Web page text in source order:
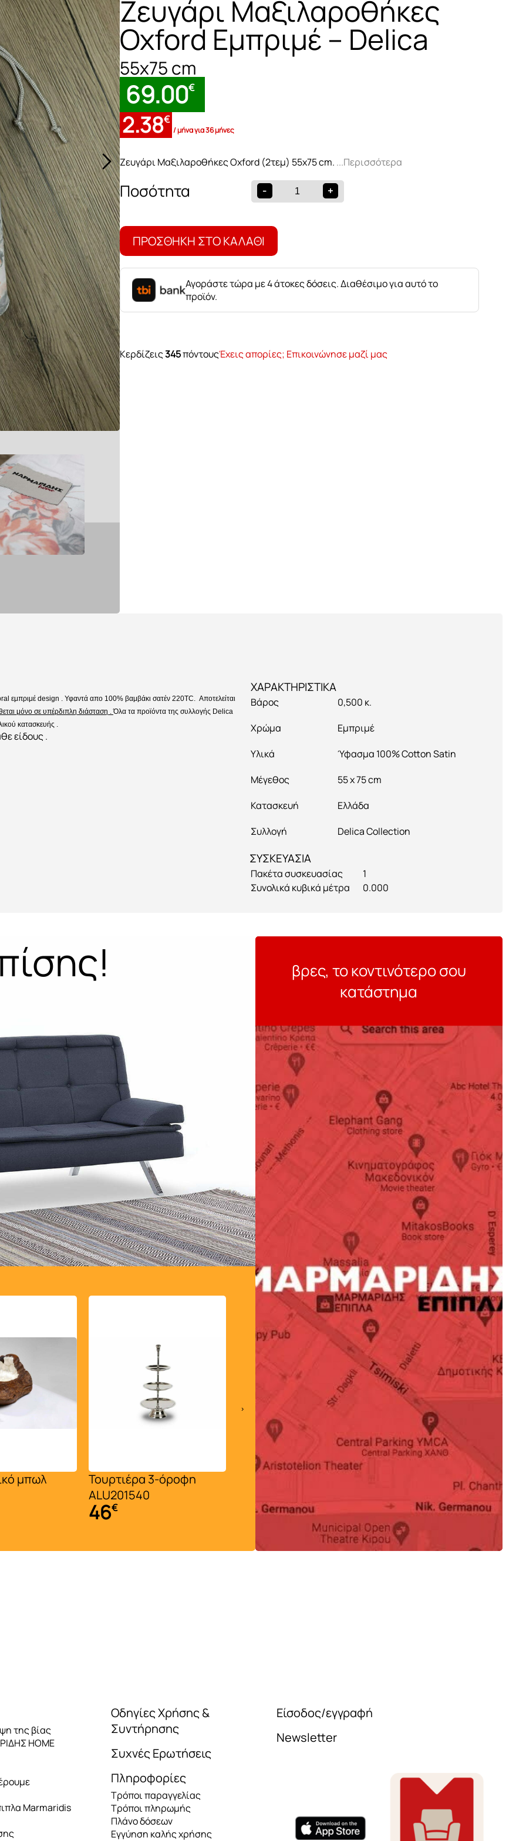
Ζευγάρι Μαξιλαροθήκες
Oxford Εμπριμέ – Delica
55x75 cm
69.00€
2.38€
/ μήνα για 36 μήνες
Ζευγάρι Μαξιλαροθήκες Οxford (2τεμ) 55x75 cm. ...Περισσότερα
-
Ζευγάρι
Μαξιλαροθήκες
Oxford
Εμπριμέ
-
Delica
ποσότητα
+
ΠΡΟΣΘΉΚΗ ΣΤΟ ΚΑΛΆΘΙ
Αγοράστε τώρα με 4 άτοκες δόσεις. Διαθέσιμο για αυτό το
προϊόν.
Κερδίζεις345πόντουςΈχεις απορίες; Επικοινώνησε μαζί μας
εμπριμέ design . Υφαντά απο 100% βαμβάκι σατέν 220TC. Αποτελείται
μόνο σε υπέρδιπλη διάσταση .Όλα τα προϊόντα της συλλογής Delica
κατασκευής .
είδους .
Βάρος
0,500 κ.
Χρώμα
Εμπριμέ
Υλικά
Ύφασμα 100% Cotton Satin
Μέγεθος
55 x 75 cm
Κατασκευή
Ελλάδα
Συλλογή
Delica Collection
ΣΥΣΚΕΥΑΣΙΑ
Πακέτα συσκευασίας
1
Συνολικά κυβικά μέτρα
0.000
μπωλ
Τουρτιέρα 3-όροφη
ALU201540
46€ 980€
Καθρέπτης Valerie
780.00 €
›
βρες, το κοντινότερο σου
κατάστημα
της βίας
HOME
Marmaridis
Οδηγίες Χρήσης &
Συντήρησης
Συχνές Ερωτήσεις
Πληροφορίες
Τρόποι παραγγελίας
Τρόποι πληρωμής
Πλάνο δόσεων
Εγγύηση καλής χρήσης
Είσοδος/εγγραφή
Newsletter